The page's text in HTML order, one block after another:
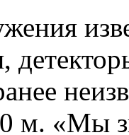
м. «Мы